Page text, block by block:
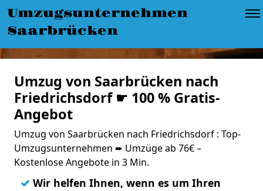
Umzugsunternehmen
Saarbrücken
Umzug von Saarbrücken nach
Friedrichsdorf ☛ 100 % Gratis-
Angebot
Umzug von Saarbrücken nach Friedrichsdorf : Top-
Umzugsunternehmen ➨ Umzüge ab 76€ –
Kostenlose Angebote in 3 Min.
✓ Wir helfen Ihnen, wenn es um Ihren